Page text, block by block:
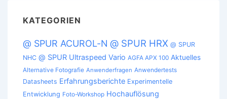
KATEGORIEN
@ SPUR ACUROL-N @ SPUR HRX @ SPUR
NHC @ SPUR Ultraspeed Vario AGFA APX 100 Aktuelles
Alternative Fotografie Anwenderfragen Anwendertests
Datasheets Erfahrungsberichte Experimentelle
Entwicklung Foto-Workshop Hochauflösung